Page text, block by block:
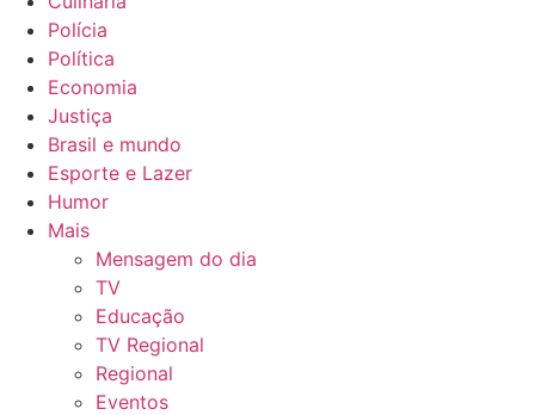
Polícia
Política
Economia
Justiça
Brasil e mundo
Esporte e Lazer
Humor
Mais
Mensagem do dia
TV
Educação
TV Regional
Regional
Eventos